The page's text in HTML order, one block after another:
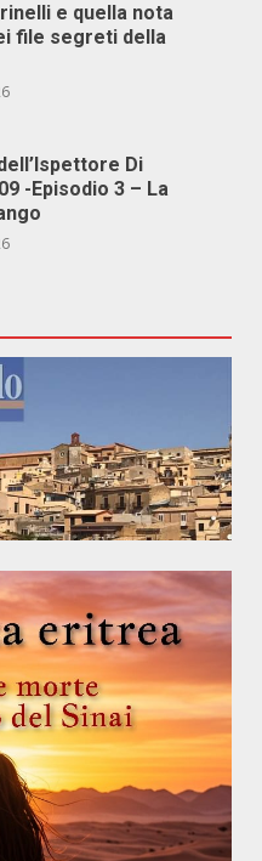
e quella nota
file segreti della
Di
-Episodio 3 – La